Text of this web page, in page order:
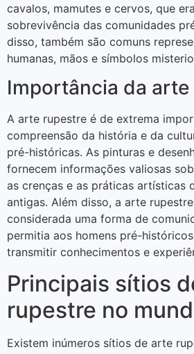
cavalos, mamutes e cervos, que
sobrevivência das comunidades
disso, também são comuns
humanas, mãos e símbolos
Importância da
A arte rupestre é de extrema
compreensão da história e da
pré-históricas. As pinturas e
fornecem informações valiosas
as crenças e as práticas artísticas
antigas. Além disso, a arte
considerada uma forma de
permitia aos homens pré-
transmitir conhecimentos e
Principais sítios
rupestre no
Existem inúmeros sítios de arte